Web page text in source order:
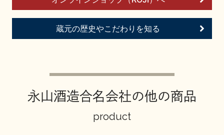
お問い合わせ
蔵元の歴史やこだわりを知る
永山酒造合名会社の他の商品
product